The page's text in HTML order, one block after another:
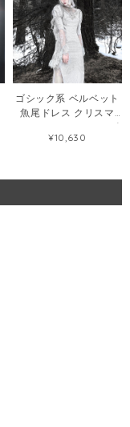
ゴシック系 ベルベット
魚尾ドレス クリスマ
ス・ハロウィン ワンピ
ース125659284
¥10,630